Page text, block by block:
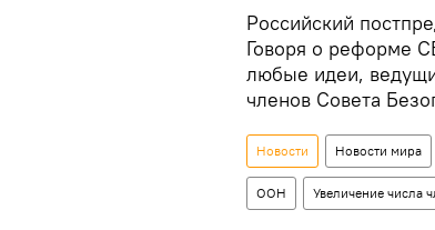
Российский
Говоря о реформе
любые идеи,
членов Совета
Новости Новости мира
ООН Увеличение числа